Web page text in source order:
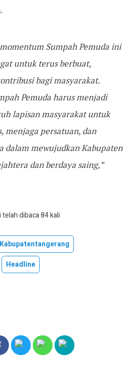
Sumpah Pemuda ini
untuk terus berbuat,
bagi masyarakat.
Pemuda harus menjadi
lapisan masyarakat untuk
menjaga persatuan, dan
dalam mewujudkan Kabupaten
dan berdaya saing,”
dibaca 84 kali
Headline